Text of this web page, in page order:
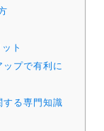
ト
プで有利に
る専門知識